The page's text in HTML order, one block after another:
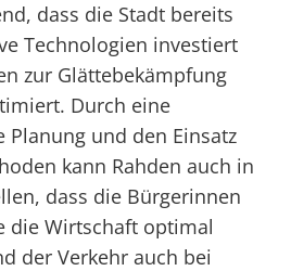
dass die Stadt bereits
Technologien investiert
zur Glättebekämpfung
Durch eine
Planung und den Einsatz
kann Rahden auch in
dass die Bürgerinnen
die Wirtschaft optimal
der Verkehr auch bei